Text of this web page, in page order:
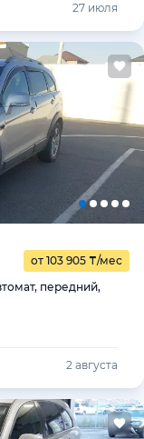
27 июля
от 103 905 ₸/мес
передний,
2 августа